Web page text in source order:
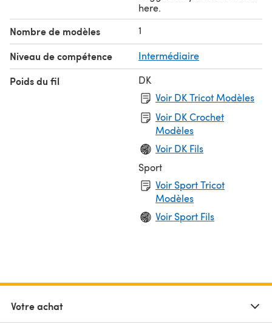
here.
Nombre de modèles 1
Niveau de compétence Intermédiaire
Poids du fil
DK
Voir DK Tricot Modèles
Voir DK Crochet
Modèles
Voir DK Fils
Sport
Voir Sport Tricot
Modèles
Voir Sport Fils
Votre achat